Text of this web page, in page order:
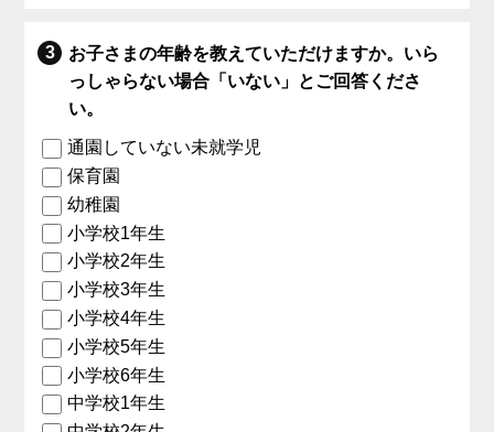
お子さまの年齢を教えていただけますか。いら
っしゃらない場合「いない」とご回答くださ
い。
通園していない未就学児
保育園
幼稚園
小学校1年生
小学校2年生
小学校3年生
小学校4年生
小学校5年生
小学校6年生
中学校1年生